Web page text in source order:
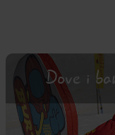
Dove i